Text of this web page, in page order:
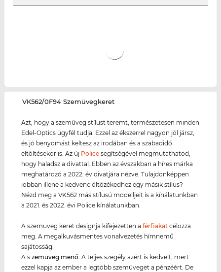
‌VK562/0F94 Szemüvegkeret
Azt, hogy a szemüveg stílust teremt, természetesen minden
Edel-Optics ügyfél tudja. Ezzel az ékszerrel nagyon jól jársz,
és jó benyomást keltesz az irodában és a szabadidő
eltöltésekor is. Az új Police segítségével megmutathatod,
hogy haladsz a divattal. Ebben az évszakban a híres márka
meghatározó a 2022. év divatjára nézve. Tulajdonképpen
jobban illene a kedvenc öltözékedhez egy másik stílus?
Nézd meg a VK562 más stílusú modelljeit is a kínálatunkban
a 2021. és 2022. évi Police kínálatunkban.
A szemüveg keret designja kifejezetten aférfiakat célozza
meg. A megalkuvásmentes vonalvezetés hímnemű
sajátosság.
A szemüveg menő. A teljes szegély azért is kedvelt, mert
ezzel kapja az ember a legtöbb szemüveget a pénzéért. De